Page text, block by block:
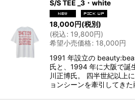
S/S TEE _3・white
18,000 円(税別)
(税込: 19,800円)
希望小売価格: 18,000円
1991 年設立の
氏と、1994 年に大阪で誕
川正博氏。 四半世紀以上
ョンシーンを牽引してき